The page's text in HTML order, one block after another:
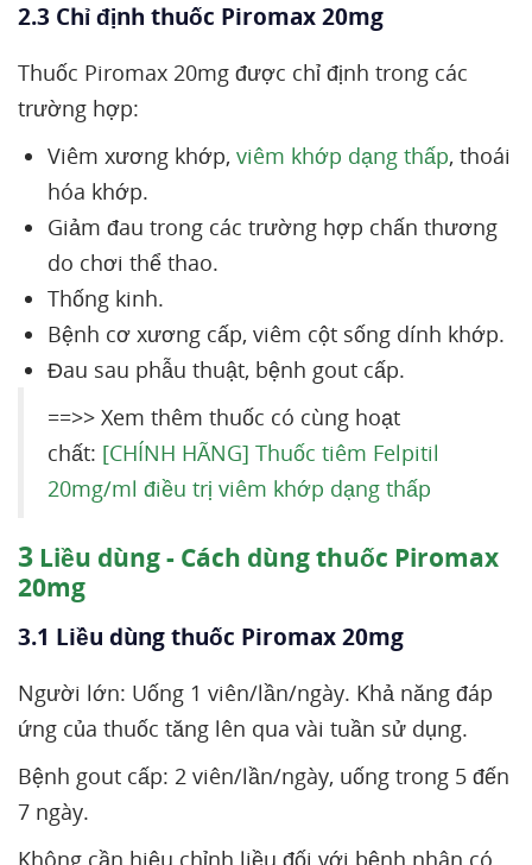
2.3 Chỉ định thuốc Piromax 20mg
Thuốc Piromax 20mg được chỉ định trong các
trường hợp:
Viêm xương khớp, viêm khớp dạng thấp, thoái
hóa khớp.
Giảm đau trong các trường hợp chấn thương
do chơi thể thao.
Thống kinh.
Bệnh cơ xương cấp, viêm cột sống dính khớp.
Đau sau phẫu thuật, bệnh gout cấp.
==>> Xem thêm thuốc có cùng hoạt
chất: [CHÍNH HÃNG] Thuốc tiêm Felpitil
20mg/ml điều trị viêm khớp dạng thấp
3 Liều dùng - Cách dùng thuốc Piromax
20mg
3.1 Liều dùng thuốc Piromax 20mg
Người lớn: Uống 1 viên/lần/ngày. Khả năng đáp
ứng của thuốc tăng lên qua vài tuần sử dụng.
Bệnh gout cấp: 2 viên/lần/ngày, uống trong 5 đến
7 ngày.
Không cần hiệu chỉnh liều đối với bệnh nhân có